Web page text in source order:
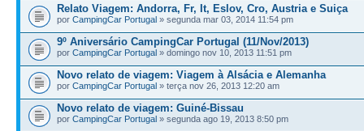
Relato Viagem: Andorra, Fr, It, Eslov, Cro, Austria e Suiça
por CampingCar Portugal » segunda mar 03, 2014 11:54 pm
9º Aniversário CampingCar Portugal (11/Nov/2013)
por CampingCar Portugal » domingo nov 10, 2013 11:51 pm
Novo relato de viagem: Viagem à Alsácia e Alemanha
por CampingCar Portugal » terça nov 26, 2013 12:20 am
Novo relato de viagem: Guiné-Bissau
por CampingCar Portugal » segunda ago 19, 2013 8:50 pm